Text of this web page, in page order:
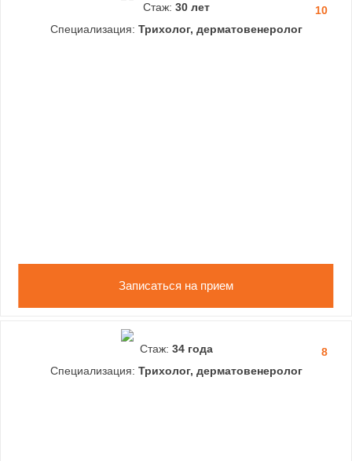
10
Стаж: 30 лет
Специализация: Трихолог, дерматовенеролог
Записаться на прием
8
Стаж: 34 года
Специализация: Трихолог, дерматовенеролог